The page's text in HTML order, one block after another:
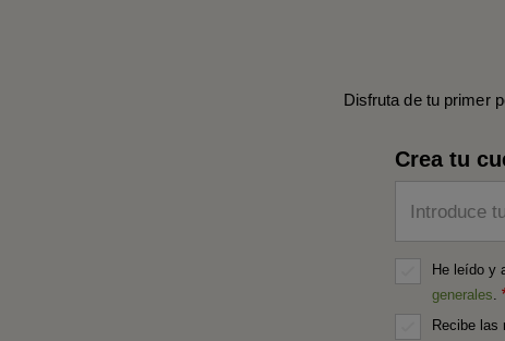
Disfruta de tu primer
Crea tu
Introduce
He leído y
generales.
Recibe las